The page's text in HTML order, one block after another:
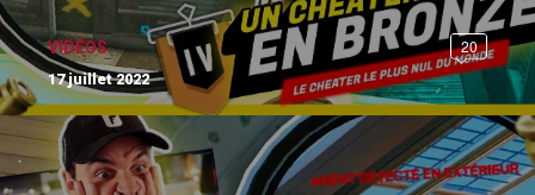
VIDÉOS 20
17 juillet 2022